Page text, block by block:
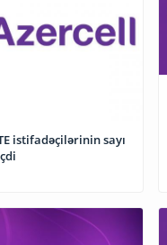
istifadəçilərinin sayı